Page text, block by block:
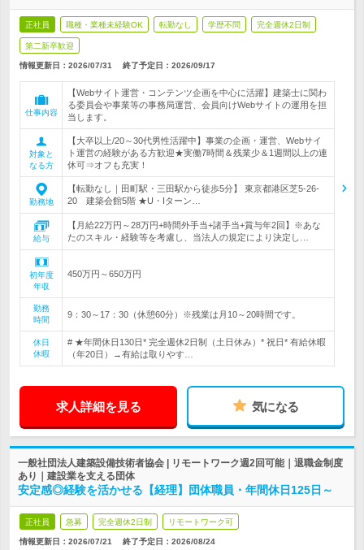
正社員 職種・業種未経験OK 転勤なし 学歴不問 完全週休2日制
第二新卒歓迎
情報更新日：2026/07/31 終了予定日： 2026/09/17
仕事内容
【Webサイト運営・コンテンツ企画を中心に活躍】建築士に関わ
る委員会や事業等の事務局運営、会員向けWebサイトの運用を担
当します。
対象と
なる方
【大卒以上/20～30代男性活躍中】事業の企画・運営、Webサイ
ト運営の経験がある方歓迎★実働7時間＆残業少＆1週間以上の連
休可⇒オフも充実！
勤務地
【転勤なし｜田町駅・三田駅から徒歩5分】 東京都港区芝5-26-
20 建築会館5階 ★U・Iターン…
給与
【月給22万円～28万円+時間外手当+諸手当+賞与年2回】※あな
たのスキル・経験等を考慮し、当法人の規定により決定し…
初年度
年収
450万円～650万円
勤務
時間
9：30～17：30（休憩60分）※残業は月10～20時間です。
休日
休暇
# ★年間休日130日* 完全週休2日制（土日休み）* 祝日* 有給休暇
（年20日）→有給は取りやす…
求人詳細を見る 気になる
一般社団法人建築設備技術者協会 | リモートワーク週2回可能｜退職金制度
あり｜建設業を支える団体
安定感◎経験を活かせる【経理】団体職員・年間休日125日～
正社員 急募 完全週休2日制 リモートワーク可
情報更新日：2026/07/21 終了予定日： 2026/08/24